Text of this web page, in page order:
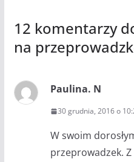
12 komentarzy
na
Paulina. N
30 grudnia, 2016 o
W swoim
przeprowadzek.